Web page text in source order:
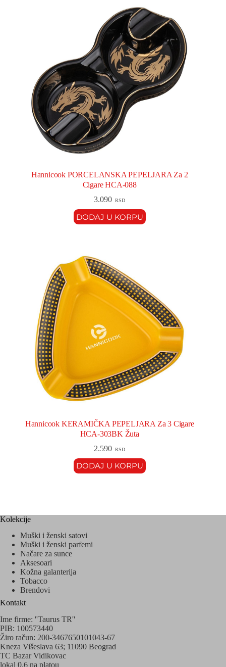
Hannicook PORCELANSKA PEPELJARA Za 2
Cigare HCA-088
3.090 RSD
DODAJ U KORPU
Hannicook KERAMIČKA PEPELJARA Za 3 Cigare
HCA-303BK Žuta
2.590 RSD
DODAJ U KORPU
Kolekcije
Muški i ženski satovi
Muški i ženski parfemi
Načare za sunce
Aksesoari
Kožna galanterija
Tobacco
Brendovi
Kontakt
Ime firme: ''Taurus TR''
PIB: 100573440
Žiro račun: 200-3467650101043-67
Kneza Višeslava 63; 11090 Beograd
TC Bazar Vidikovac
lokal 0.6 na platou